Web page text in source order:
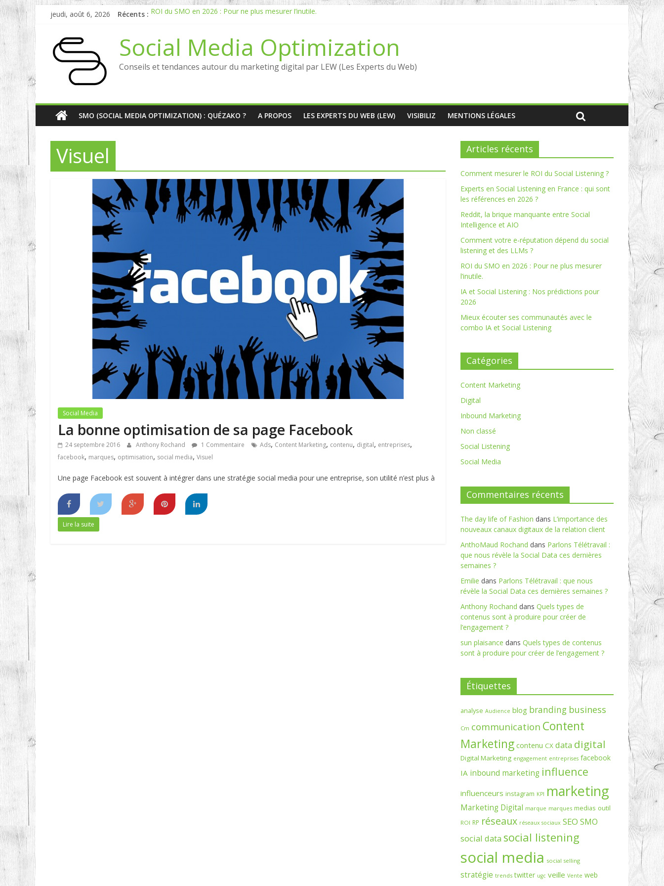
jeudi, août 6, 2026 Récents : ROI du SMO en 2026 : Pour ne plus mesurer l’inutile.
Experts en Social Listening en France : qui sont les références en 2026 ?
Reddit, la brique manquante entre Social Intelligence et AIO
Comment votre e-réputation dépend du social listening et des LLMs ?
Social Media Optimization
Conseils et tendances autour du marketing digital par LEW (Les Experts du Web)
SMO (SOCIAL MEDIA OPTIMIZATION) : QUÉZAKO ? A PROPOS LES EXPERTS DU WEB (LEW) VISIBILIZ MENTIONS LÉGALES
Visuel
Social Media
La bonne optimisation de sa page Facebook
24 septembre 2016 Anthony Rochand 1 Commentaire Ads, Content Marketing, contenu, digital, entreprises,
facebook, marques, optimisation, social media, Visuel
Une page Facebook est souvent à intégrer dans une stratégie social media pour une entreprise, son utilité n’est plus à
Lire la suite
Articles récents
Comment mesurer le ROI du Social Listening ?
Experts en Social Listening en France : qui sont
les références en 2026 ?
Reddit, la brique manquante entre Social
Intelligence et AIO
Comment votre e-réputation dépend du social
listening et des LLMs ?
ROI du SMO en 2026 : Pour ne plus mesurer
l’inutile.
IA et Social Listening : Nos prédictions pour
2026
Mieux écouter ses communautés avec le
combo IA et Social Listening
Catégories
Content Marketing
Digital
Inbound Marketing
Non classé
Social Listening
Social Media
Commentaires récents
The day life of Fashion dans L’importance des
nouveaux canaux digitaux de la relation client
AnthoMaud Rochand dans Parlons Télétravail :
que nous révèle la Social Data ces dernières
semaines ?
Emilie dans Parlons Télétravail : que nous
révèle la Social Data ces dernières semaines ?
Anthony Rochand dans Quels types de
contenus sont à produire pour créer de
l’engagement ?
sun plaisance dans Quels types de contenus
sont à produire pour créer de l’engagement ?
Étiquettes
analyse Audience blog branding business
Cm communication Content
Marketing contenu CX data digital
Digital Marketing engagement entreprises facebook
IA inbound marketing influence
influenceurs instagram KPI marketing
Marketing Digital marque marques medias outil
ROI RP réseaux réseaux sociaux SEO SMO
social data social listening
social media social selling
stratégie trends twitter ugc veille Vente web